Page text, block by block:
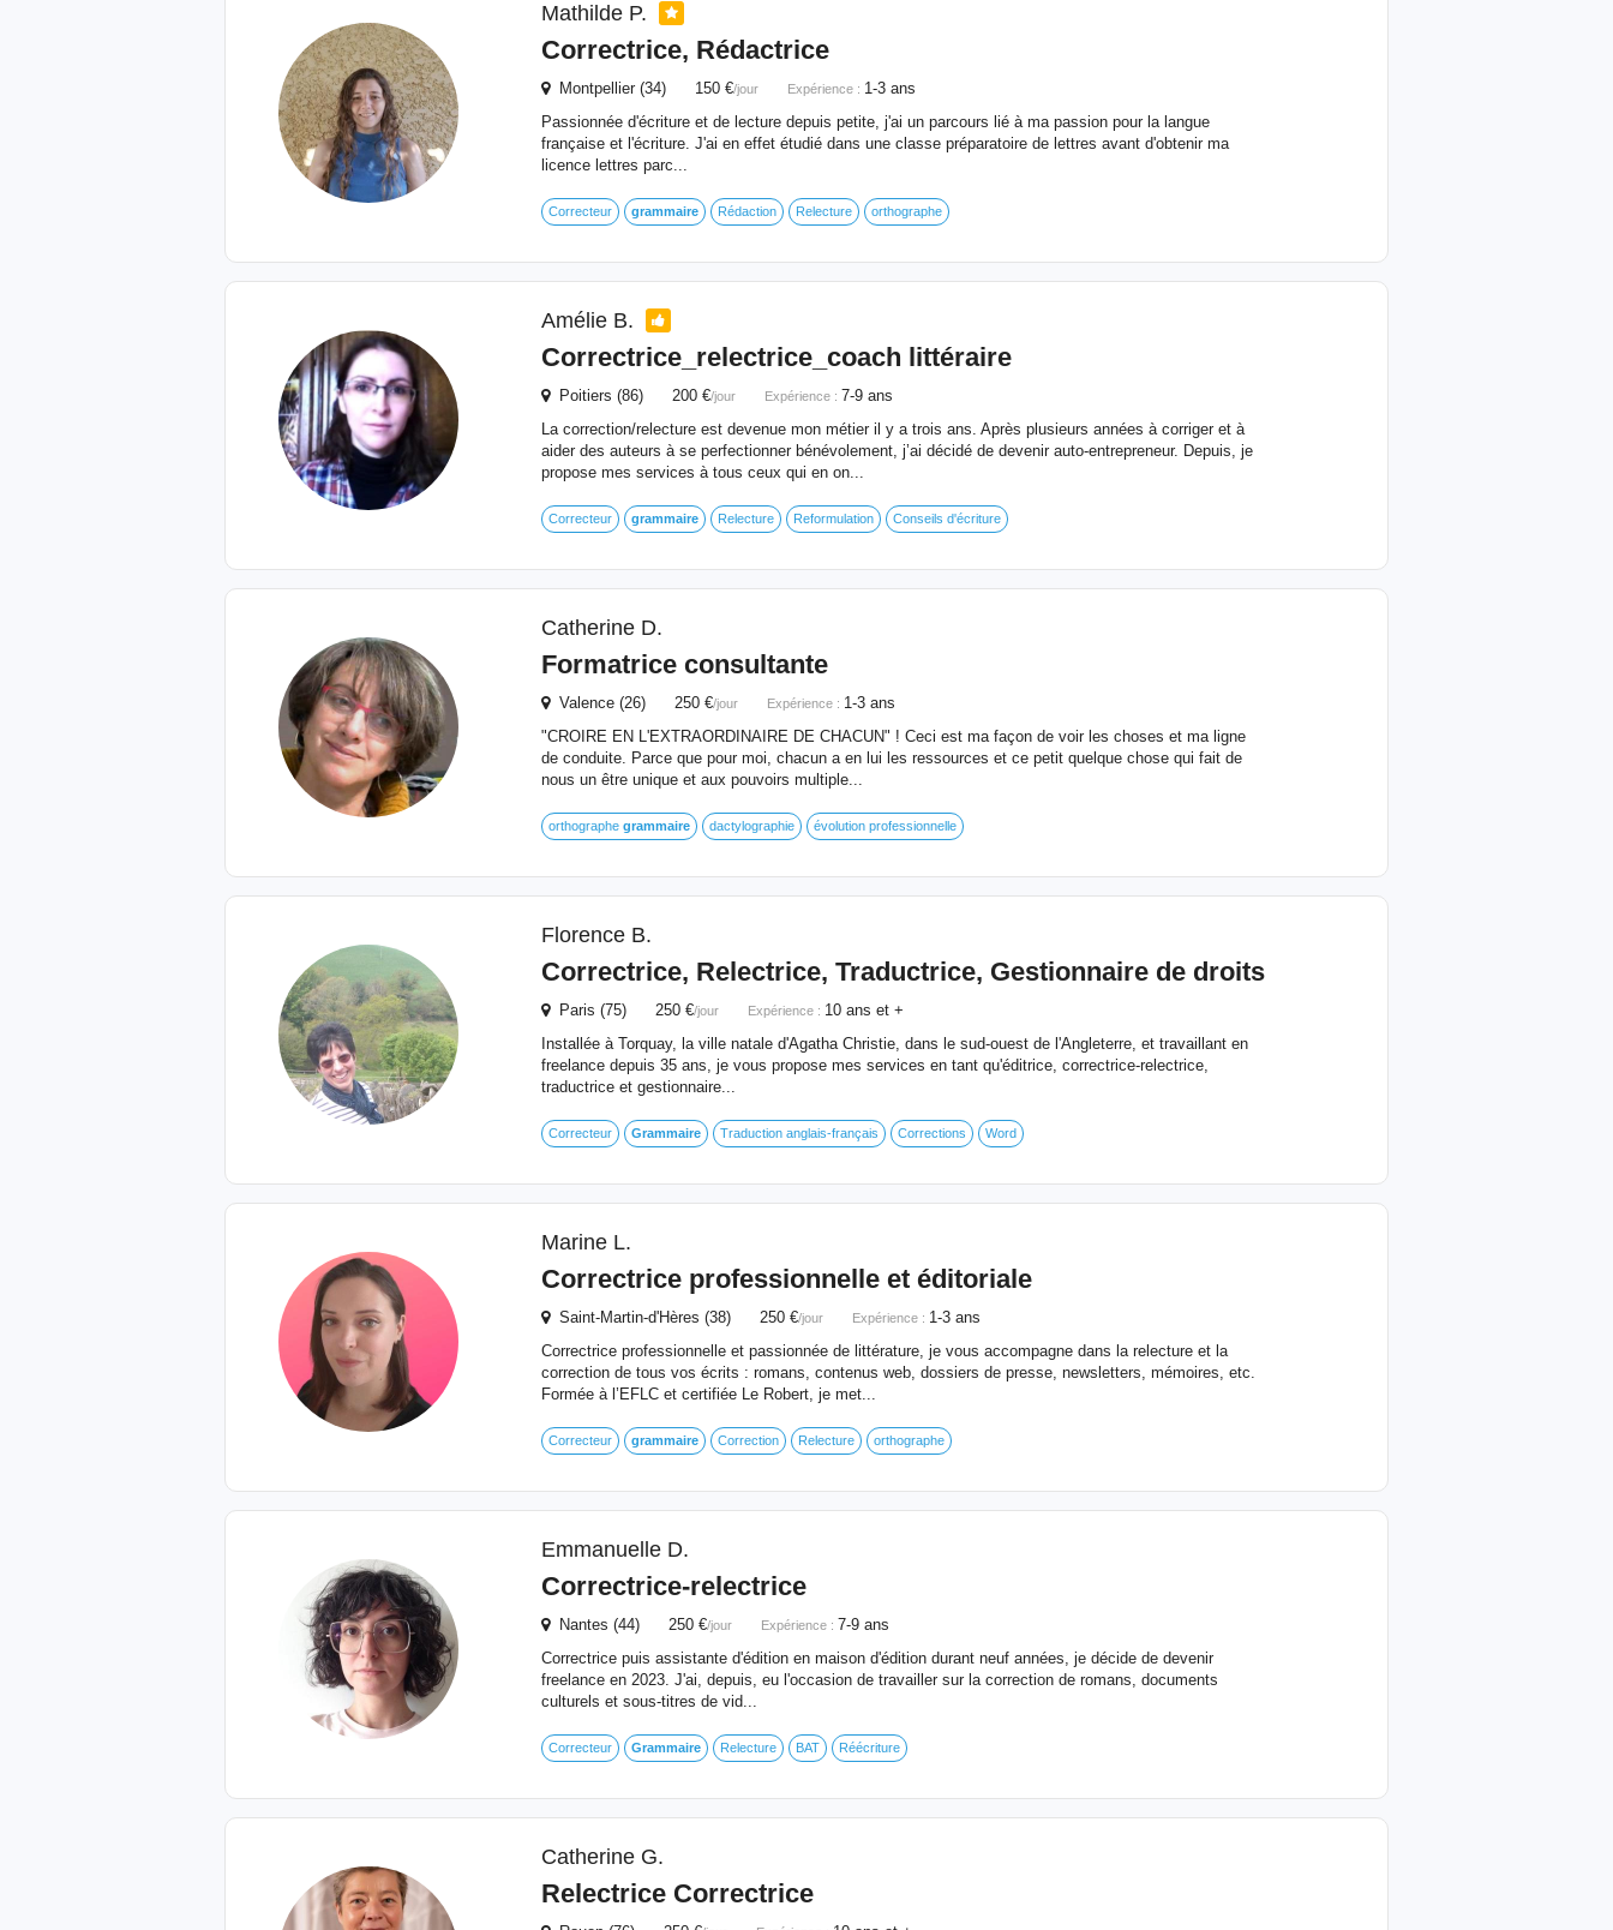
Mathilde P.
Correctrice, Rédactrice
Montpellier (34) 150 €/jour Expérience : 1-3 ans
Passionnée d'écriture et de lecture depuis petite, j'ai un parcours lié à ma passion pour la langue
française et l'écriture. J'ai en effet étudié dans une classe préparatoire de lettres avant d'obtenir ma
licence lettres parc...
Correcteur grammaire Rédaction Relecture orthographe
Amélie B.
Correctrice_relectrice_coach littéraire
Poitiers (86) 200 €/jour Expérience : 7-9 ans
La correction/relecture est devenue mon métier il y a trois ans. Après plusieurs années à corriger et à
aider des auteurs à se perfectionner bénévolement, j’ai décidé de devenir auto-entrepreneur. Depuis, je
propose mes services à tous ceux qui en on...
Correcteur grammaire Relecture Reformulation Conseils d'écriture
Catherine D.
Formatrice consultante
Valence (26) 250 €/jour Expérience : 1-3 ans
"CROIRE EN L'EXTRAORDINAIRE DE CHACUN" ! Ceci est ma façon de voir les choses et ma ligne
de conduite. Parce que pour moi, chacun a en lui les ressources et ce petit quelque chose qui fait de
nous un être unique et aux pouvoirs multiple...
orthographe grammaire dactylographie évolution professionnelle
Florence B.
Correctrice, Relectrice, Traductrice, Gestionnaire de droits
Paris (75) 250 €/jour Expérience : 10 ans et +
Installée à Torquay, la ville natale d'Agatha Christie, dans le sud-ouest de l'Angleterre, et travaillant en
freelance depuis 35 ans, je vous propose mes services en tant qu'éditrice, correctrice-relectrice,
traductrice et gestionnaire...
Correcteur Grammaire Traduction anglais-français Corrections Word
Marine L.
Correctrice professionnelle et éditoriale
Saint-Martin-d'Hères (38) 250 €/jour Expérience : 1-3 ans
Correctrice professionnelle et passionnée de littérature, je vous accompagne dans la relecture et la
correction de tous vos écrits : romans, contenus web, dossiers de presse, newsletters, mémoires, etc.
Formée à l’EFLC et certifiée Le Robert, je met...
Correcteur grammaire Correction Relecture orthographe
Emmanuelle D.
Correctrice-relectrice
Nantes (44) 250 €/jour Expérience : 7-9 ans
Correctrice puis assistante d'édition en maison d'édition durant neuf années, je décide de devenir
freelance en 2023. J'ai, depuis, eu l'occasion de travailler sur la correction de romans, documents
culturels et sous-titres de vid...
Correcteur Grammaire Relecture BAT Réécriture
Catherine G.
Relectrice Correctrice